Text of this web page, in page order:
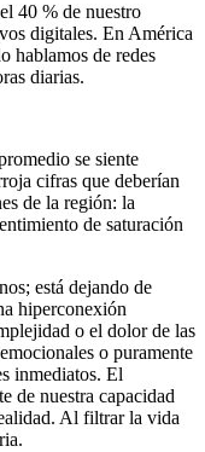
40 % de nuestro
digitales. En América
hablamos de redes
diarias.
se siente
cifras que deberían
de la región: la
de saturación
está dejando de
hiperconexión
o el dolor de las
o puramente
inmediatos. El
de nuestra capacidad
Al filtrar la vida